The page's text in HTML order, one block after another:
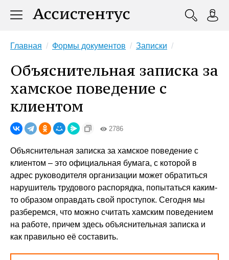
Главная Формы документов Записки
Объяснительная записка за
хамское поведение с
клиентом
2786
Объяснительная записка за хамское поведение с
клиентом – это официальная бумага, с которой в
адрес руководителя организации может обратиться
нарушитель трудового распорядка, попытаться каким-
то образом оправдать свой проступок. Сегодня мы
разберемся, что можно считать хамским поведением
на работе, причем здесь объяснительная записка и
как правильно её составить.